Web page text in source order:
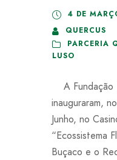
4 DE
QUERCUS
PARCERIA
LUSO
A Fundação
inauguraram,
Junho, no
“Ecossistema
Buçaco e o